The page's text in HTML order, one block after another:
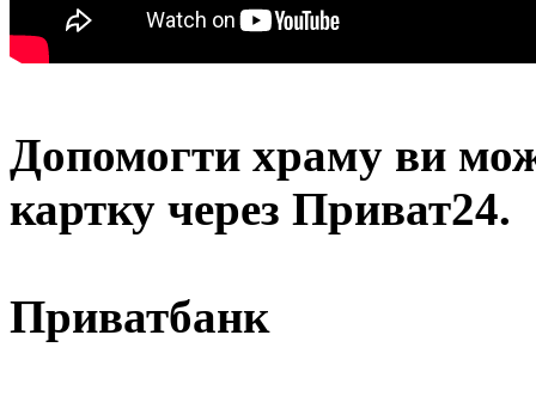
Допомогти храму ви
картку через Приват24.
Приватбанк